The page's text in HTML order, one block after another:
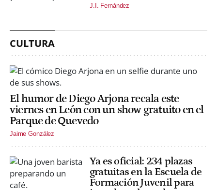
J.I. Fernández
CULTURA
El humor de Diego Arjona recala este
viernes en León con un show gratuito en el
Parque de Quevedo
Jaime González
Ya es oficial: 234 plazas
gratuitas en la Escuela de
Formación Juvenil para